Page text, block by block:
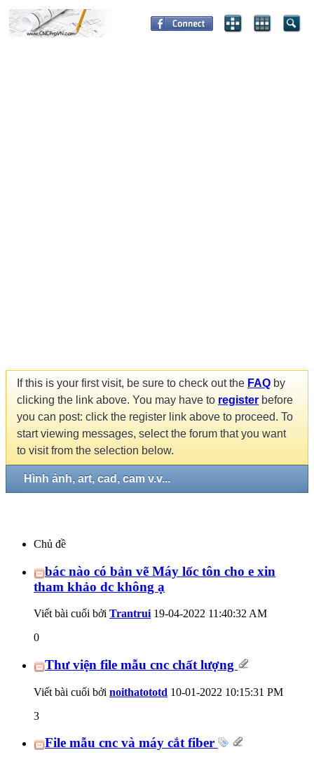
If this is your first visit, be sure to check out the FAQ by
clicking the link above. You may have to register before
you can post: click the register link above to proceed. To
start viewing messages, select the forum that you want
to visit from the selection below.
Hình ảnh, art, cad, cam v.v...
Chủ đề
bác nào có bản vẽ Máy lốc tôn cho e xin
tham khảo dc không ạ
Viết bài cuối bởi Trantrui 19-04-2022 11:40:32 AM
0
Thư viện file mẫu cnc chất lượng
Viết bài cuối bởi noithatototd 10-01-2022 10:15:31 PM
3
File mẫu cnc và máy cắt fiber